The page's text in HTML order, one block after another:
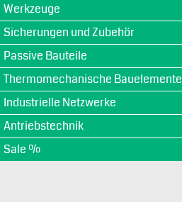
Werkzeuge
Sicherungen und Zubehör
Passive Bauteile
Thermomechanische Bauelemente
Industrielle Netzwerke
Antriebstechnik
Sale %